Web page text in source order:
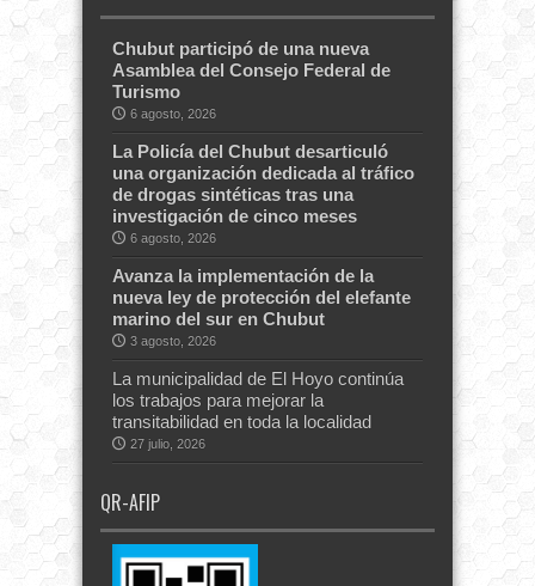
Chubut participó de una nueva
Asamblea del Consejo Federal de
Turismo
6 agosto, 2026
La Policía del Chubut desarticuló
una organización dedicada al tráfico
de drogas sintéticas tras una
investigación de cinco meses
6 agosto, 2026
Avanza la implementación de la
nueva ley de protección del elefante
marino del sur en Chubut
3 agosto, 2026
La municipalidad de El Hoyo continúa
los trabajos para mejorar la
transitabilidad en toda la localidad
27 julio, 2026
QR-AFIP